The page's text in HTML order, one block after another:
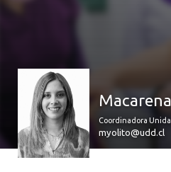
Coordinadora
myolito@udd.cl